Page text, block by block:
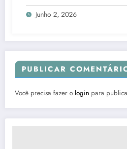
Junho 2, 2026
PUBLICAR
Você precisa fazer o login para